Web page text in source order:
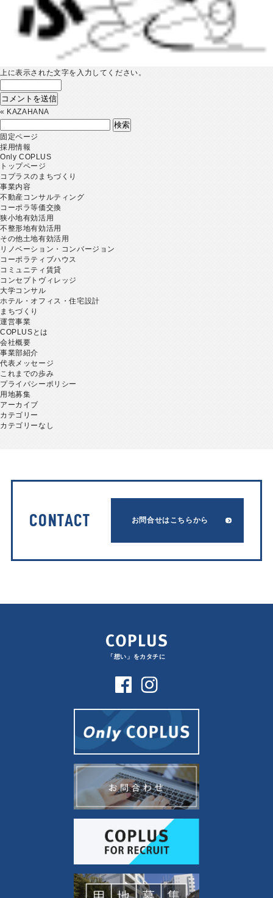
上に表示された文字を入力してください。
« KAZAHANA
索:
固定ページ
採用情報
Only COPLUS
トップページ
コプラスのまちづくり
事業内容
不動産コンサルティング
コーポラ等価交換
狭小地有効活用
不整形地有効活用
その他土地有効活用
リノベーション・コンバージョン
コーポラティブハウス
コミュニティ賃貸
コンセプトヴィレッジ
大学コンサル
ホテル・オフィス・住宅設計
まちづくり
運営事業
COPLUSとは
会社概要
事業部紹介
代表メッセージ
これまでの歩み
プライバシーポリシー
用地募集
アーカイブ
カテゴリー
カテゴリーなし
CONTACT お問合せはこちらから
「想い」をカタチに